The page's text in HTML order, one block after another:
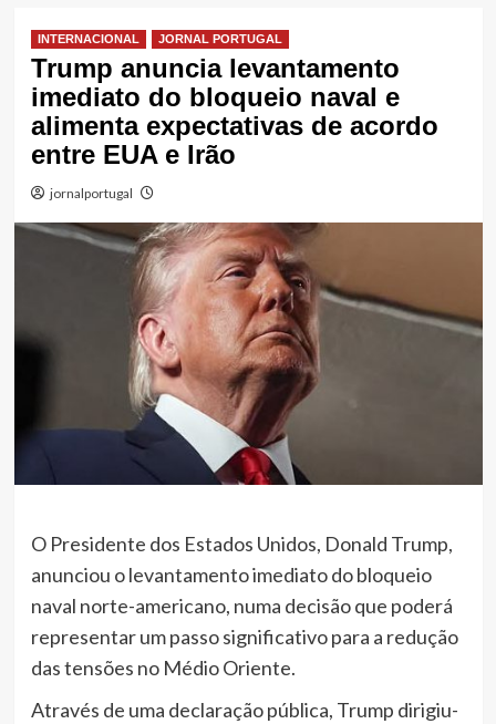
INTERNACIONAL JORNAL PORTUGAL
Trump anuncia levantamento
imediato do bloqueio naval e
alimenta expectativas de acordo
entre EUA e Irão
jornalportugal
O Presidente dos Estados Unidos, Donald Trump,
anunciou o levantamento imediato do bloqueio
naval norte-americano, numa decisão que poderá
representar um passo significativo para a redução
das tensões no Médio Oriente.
Através de uma declaração pública, Trump dirigiu-